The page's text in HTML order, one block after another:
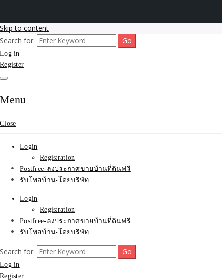
Skip to content
รับจ้างโพสขายบ้าน ติดAI
Search รับทำSEOรายเดือน
ติดหน้า1google ราคาถูก
มาก SEOขายของ บ้าน
ที่ดินฟรีประกาศ ที่เดียวใน
เมืองไทย
รับโพสต์เว็บขายบ้าน อสังหา ทำSEOรายเดือนราคาถูก เน้นติดAI โพสต์
ประกาศบ้านที่ดินฟรี SEOขายบ้าน รับจ้างโพสต์บ้านที่ดินติดหน้า1goolge
ราคาถูกที่สุด ฟรีลงประกาศอสังหา รับทำSEOขายสินค้า
Search for:
Log in
Register
Menu
Close
Login
Registration
Postfree-ลงประกาศขายบ้านที่ดินฟรี
รับโพสบ้าน-โดยบริษัท
Login
Registration
Postfree-ลงประกาศขายบ้านที่ดินฟรี
รับโพสบ้าน-โดยบริษัท
Search for:
Log in
Register